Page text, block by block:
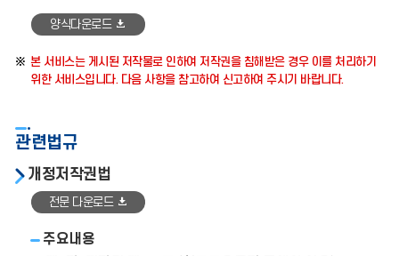
양식다운로드
본 서비스는 게시된 저작물로 인하여 저작권을 침해받은 경우 이를 처리하기
위한 서비스입니다. 다음 사항을 참고하여 신고하여 주시기 바랍니다.
관련법규
개정저작권법
전문 다운로드
주요내용